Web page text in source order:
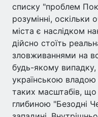
списку "проблем
розумінні,
міста є наслідком
дійсно стоїть
зловживаннями на
будь-якому випадку,
українською
таких масштабів,
глибиною "Безодні